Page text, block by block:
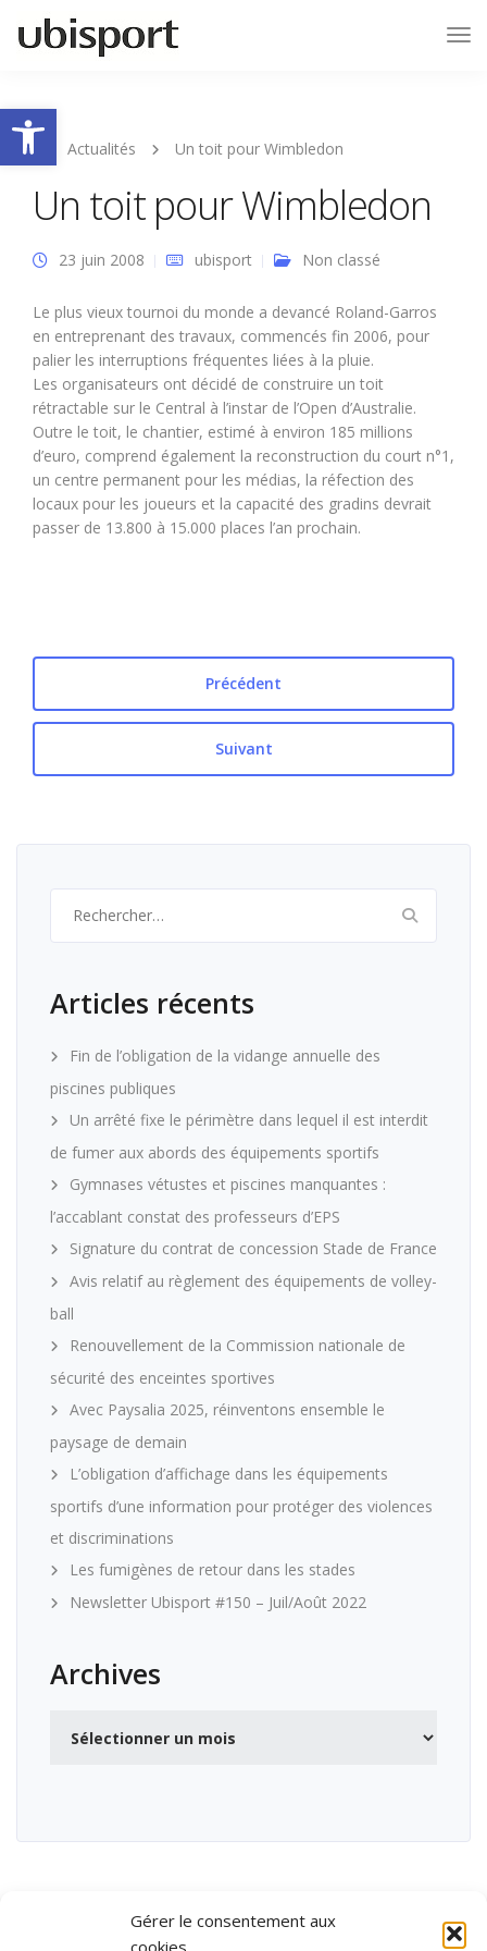
Ouvrir la barre d’outils
Gérer le consentement aux
cookies
Actualités Un toit pour Wimbledon
Un toit pour Wimbledon
23 juin 2008 ubisport Non classé
Le plus vieux tournoi du monde a devancé Roland-Garros
en entreprenant des travaux, commencés fin 2006, pour
palier les interruptions fréquentes liées à la pluie.
Les organisateurs ont décidé de construire un toit
rétractable sur le Central à l’instar de l’Open d’Australie.
Outre le toit, le chantier, estimé à environ 185 millions
d’euro, comprend également la reconstruction du court n°1,
un centre permanent pour les médias, la réfection des
locaux pour les joueurs et la capacité des gradins devrait
passer de 13.800 à 15.000 places l’an prochain.
Précédent
Suivant
Articles récents
Fin de l’obligation de la vidange annuelle des
piscines publiques
Un arrêté fixe le périmètre dans lequel il est interdit
de fumer aux abords des équipements sportifs
Gymnases vétustes et piscines manquantes :
l’accablant constat des professeurs d’EPS
Signature du contrat de concession Stade de France
Avis relatif au règlement des équipements de volley-
ball
Renouvellement de la Commission nationale de
sécurité des enceintes sportives
Avec Paysalia 2025, réinventons ensemble le
paysage de demain
L’obligation d’affichage dans les équipements
sportifs d’une information pour protéger des violences
et discriminations
Les fumigènes de retour dans les stades
Newsletter Ubisport #150 – Juil/Août 2022
Archives